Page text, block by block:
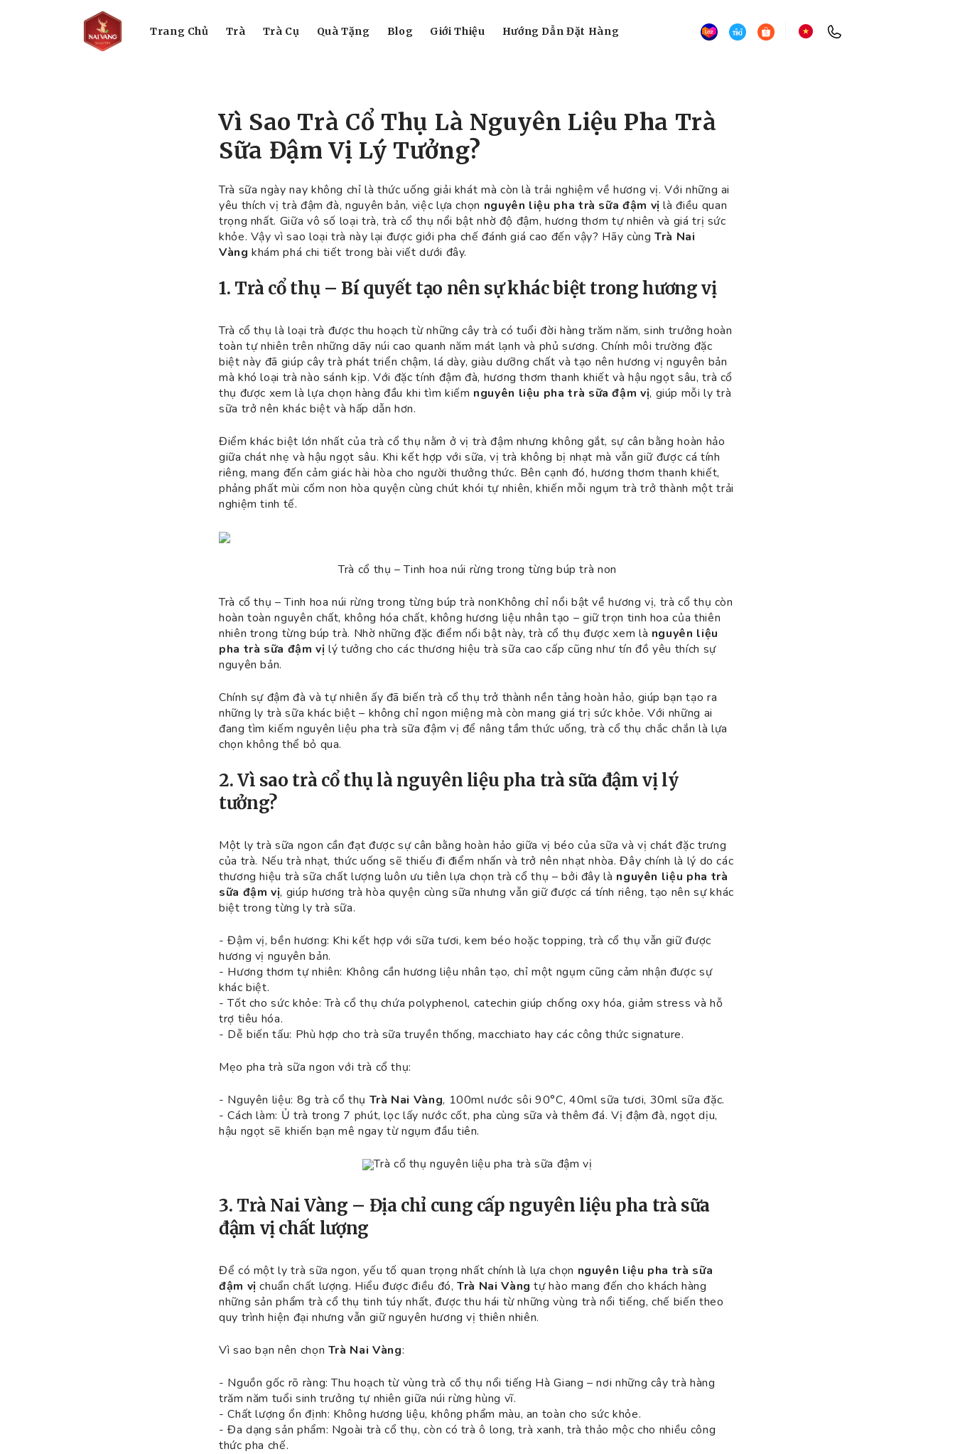
Trang Chủ Trà Trà Cụ Quà Tặng Blog Giới Thiệu Hướng Dẫn Đặt Hàng
Vì Sao Trà Cổ Thụ Là Nguyên Liệu Pha Trà
Sữa Đậm Vị Lý Tưởng?
Trà sữa ngày nay không chỉ là thức uống giải khát mà còn là trải nghiệm về hương vị. Với những ai
yêu thích vị trà đậm đà, nguyên bản, việc lựa chọn nguyên liệu pha trà sữa đậm vị là điều quan
trọng nhất. Giữa vô số loại trà, trà cổ thụ nổi bật nhờ độ đậm, hương thơm tự nhiên và giá trị sức
khỏe. Vậy vì sao loại trà này lại được giới pha chế đánh giá cao đến vậy? Hãy cùngTrà Nai
Vàngkhám phá chi tiết trong bài viết dưới đây.
1. Trà cổ thụ – Bí quyết tạo nên sự khác biệt trong hương vị
Trà cổ thụ là loại trà được thu hoạch từ những cây trà có tuổi đời hàng trăm năm, sinh trưởng hoàn
toàn tự nhiên trên những dãy núi cao quanh năm mát lạnh và phủ sương. Chính môi trường đặc
biệt này đã giúp cây trà phát triển chậm, lá dày, giàu dưỡng chất và tạo nên hương vị nguyên bản
mà khó loại trà nào sánh kịp. Với đặc tính đậm đà, hương thơm thanh khiết và hậu ngọt sâu, trà cổ
thụ được xem là lựa chọn hàng đầu khi tìm kiếm nguyên liệu pha trà sữa đậm vị, giúp mỗi ly trà
sữa trở nên khác biệt và hấp dẫn hơn.
Điểm khác biệt lớn nhất của trà cổ thụ nằm ở vị trà đậm nhưng không gắt, sự cân bằng hoàn hảo
giữa chát nhẹ và hậu ngọt sâu. Khi kết hợp với sữa, vị trà không bị nhạt mà vẫn giữ được cá tính
riêng, mang đến cảm giác hài hòa cho người thưởng thức. Bên cạnh đó, hương thơm thanh khiết,
phảng phất mùi cốm non hòa quyện cùng chút khói tự nhiên, khiến mỗi ngụm trà trở thành một trải
nghiệm tinh tế.
Trà cổ thụ – Tinh hoa núi rừng trong từng búp trà non
Trà cổ thụ – Tinh hoa núi rừng trong từng búp trà nonKhông chỉ nổi bật về hương vị, trà cổ thụ còn
hoàn toàn nguyên chất, không hóa chất, không hương liệu nhân tạo – giữ trọn tinh hoa của thiên
nhiên trong từng búp trà. Nhờ những đặc điểm nổi bật này, trà cổ thụ được xem là nguyên liệu
pha trà sữa đậm vị lý tưởng cho các thương hiệu trà sữa cao cấp cũng như tín đồ yêu thích sự
nguyên bản.
Chính sự đậm đà và tự nhiên ấy đã biến trà cổ thụ trở thành nền tảng hoàn hảo, giúp bạn tạo ra
những ly trà sữa khác biệt – không chỉ ngon miệng mà còn mang giá trị sức khỏe. Với những ai
đang tìm kiếm nguyên liệu pha trà sữa đậm vị để nâng tầm thức uống, trà cổ thụ chắc chắn là lựa
chọn không thể bỏ qua.
2. Vì sao trà cổ thụ là nguyên liệu pha trà sữa đậm vị lý
tưởng?
Một ly trà sữa ngon cần đạt được sự cân bằng hoàn hảo giữa vị béo của sữa và vị chát đặc trưng
của trà. Nếu trà nhạt, thức uống sẽ thiếu đi điểm nhấn và trở nên nhạt nhòa. Đây chính là lý do các
thương hiệu trà sữa chất lượng luôn ưu tiên lựa chọn trà cổ thụ – bởi đây là nguyên liệu pha trà
sữa đậm vị, giúp hương trà hòa quyện cùng sữa nhưng vẫn giữ được cá tính riêng, tạo nên sự khác
biệt trong từng ly trà sữa.
- Đậm vị, bền hương: Khi kết hợp với sữa tươi, kem béo hoặc topping, trà cổ thụ vẫn giữ được
hương vị nguyên bản.
- Hương thơm tự nhiên: Không cần hương liệu nhân tạo, chỉ một ngụm cũng cảm nhận được sự
khác biệt.
- Tốt cho sức khỏe: Trà cổ thụ chứa polyphenol, catechin giúp chống oxy hóa, giảm stress và hỗ
trợ tiêu hóa.
- Dễ biến tấu: Phù hợp cho trà sữa truyền thống, macchiato hay các công thức signature.
Mẹo pha trà sữa ngon với trà cổ thụ:
- Nguyên liệu: 8g trà cổ thụ Trà Nai Vàng, 100ml nước sôi 90°C, 40ml sữa tươi, 30ml sữa đặc.
- Cách làm: Ủ trà trong 7 phút, lọc lấy nước cốt, pha cùng sữa và thêm đá. Vị đậm đà, ngọt dịu,
hậu ngọt sẽ khiến bạn mê ngay từ ngụm đầu tiên.
Trà cổ thụ nguyên liệu pha trà sữa đậm vị
3. Trà Nai Vàng – Địa chỉ cung cấp nguyên liệu pha trà sữa
đậm vị chất lượng
Để có một ly trà sữa ngon, yếu tố quan trọng nhất chính là lựa chọn nguyên liệu pha trà sữa
đậm vị chuẩn chất lượng. Hiểu được điều đó,Trà Nai Vàng tự hào mang đến cho khách hàng
những sản phẩm trà cổ thụ tinh túy nhất, được thu hái từ những vùng trà nổi tiếng, chế biến theo
quy trình hiện đại nhưng vẫn giữ nguyên hương vị thiên nhiên.
Vì sao bạn nên chọn Trà Nai Vàng:
- Nguồn gốc rõ ràng: Thu hoạch từ vùng trà cổ thụ nổi tiếng Hà Giang – nơi những cây trà hàng
trăm năm tuổi sinh trưởng tự nhiên giữa núi rừng hùng vĩ.
- Chất lượng ổn định: Không hương liệu, không phẩm màu, an toàn cho sức khỏe.
- Đa dạng sản phẩm: Ngoài trà cổ thụ, còn có trà ô long, trà xanh, trà thảo mộc cho nhiều công
thức pha chế.